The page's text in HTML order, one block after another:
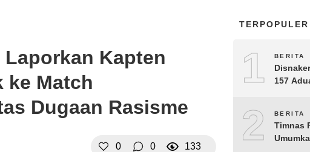
Kapten
ke Match
Dugaan Rasisme
0 0 133
TERPOPULER
1 BERITA
157
2 BERITA
Timnas